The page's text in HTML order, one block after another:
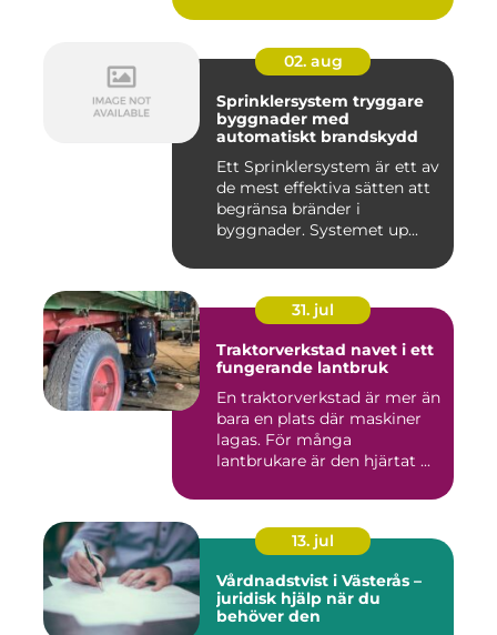
02. aug
Sprinklersystem tryggare
byggnader med
automatiskt brandskydd
Ett Sprinklersystem är ett av
de mest effektiva sätten att
begränsa bränder i
byggnader. Systemet up...
31. jul
Traktorverkstad navet i ett
fungerande lantbruk
En traktorverkstad är mer än
bara en plats där maskiner
lagas. För många
lantbrukare är den hjärtat ...
13. jul
Vårdnadstvist i Västerås –
juridisk hjälp när du
behöver den